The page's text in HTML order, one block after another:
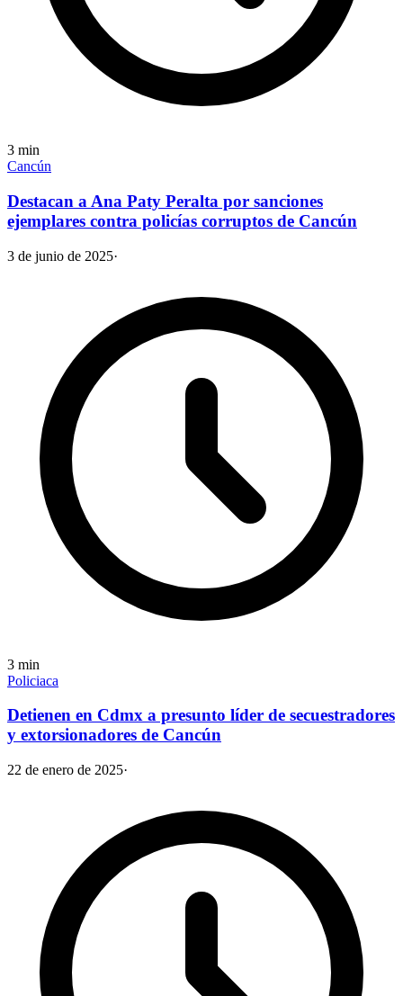
3 min
Cancún
Destacan a Ana Paty Peralta por sanciones
ejemplares contra policías corruptos de Cancún
3 de junio de 2025·
3 min
Policiaca
Detienen en Cdmx a presunto líder de secuestradores
y extorsionadores de Cancún
22 de enero de 2025·